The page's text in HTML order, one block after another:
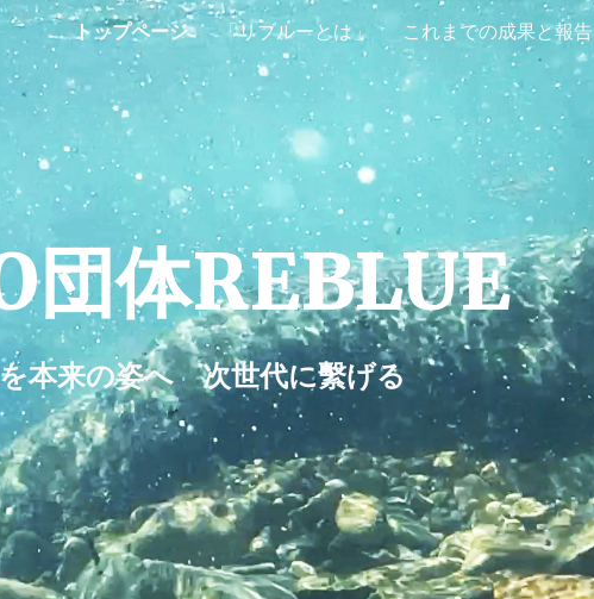
content Skip to navigation
トップページ 「リブルーとは」 これまでの成果と報告
団体REBLUE
本来の姿へ 次世代に繫げる